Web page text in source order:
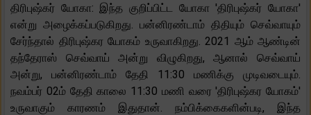
திரிபுஷ்கர் யோகா: இந்த குறிப்பிட்ட யோகா 'திரிபுஷ்கர் யோகா'
என்று அழைக்கப்படுகிறது. பன்னிரண்டாம் திதியும் செவ்வாயும்
சேர்ந்தால் திரிபுஷ்கர யோகம் உருவாகிறது. 2021 ஆம் ஆண்டின்
தந்தேராஸ் செவ்வாய் அன்று விழுகிறது, ஆனால் செவ்வாய்
அன்று, பன்னிரண்டாம் தேதி 11:30 மணிக்கு முடிவடையும்.
நவம்பர் 02ம் தேதி காலை 11:30 மணி வரை 'திரிபுஷ்கர யோகம்'
உருவாகும் காரணம் இதுதான். நம்பிக்கைகளின்படி, இந்த